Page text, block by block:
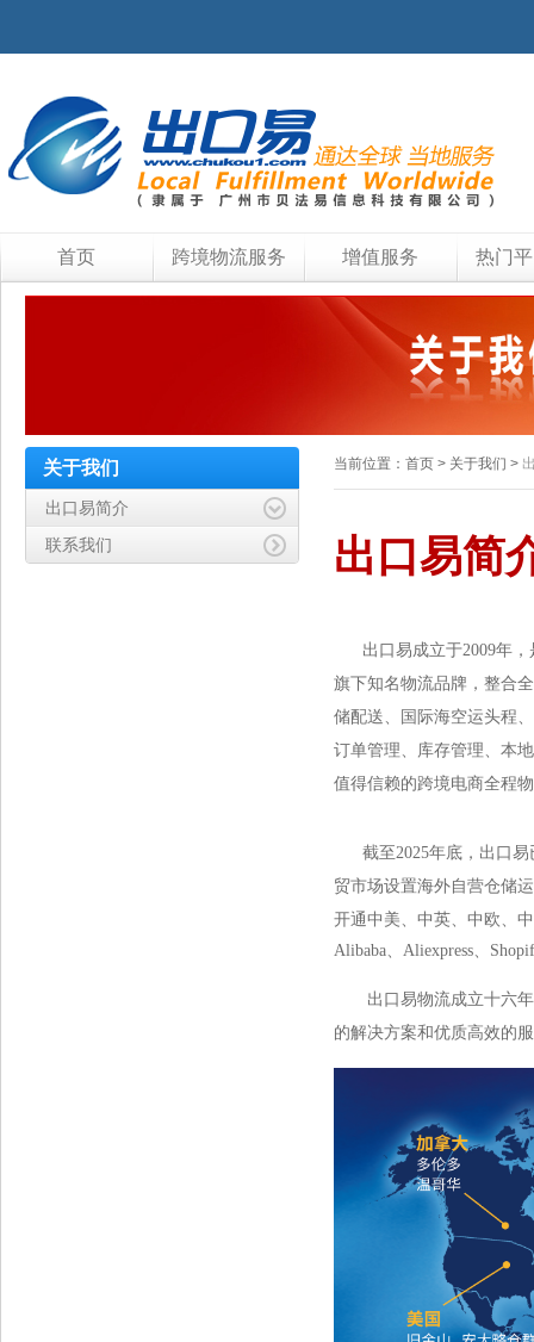
首页 跨境物流服务 增值服务 热门
关于我们
出口易简介
联系我们
当前位置： 首页 > 关于我们 >
出口易简
出口易成立于2009年
旗下知名物流品牌，整合
储配送、国际海空运头程
订单管理、库存管理、本
值得信赖的跨境电商全程
截至2025年底，出口
贸市场设置海外自营仓储
开通中美、中英、中欧、
Alibaba、 Aliexpress、
出口易物流成立十六
的解决方案和优质高效的